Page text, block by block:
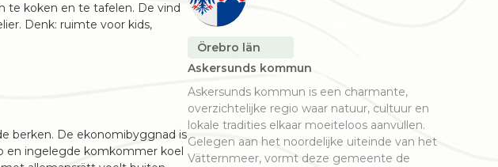
te koken en te tafelen. De vind
Denk: ruimte voor kids,
berken. De ekonomibyggnad is
en ingelegde komkommer koel
Örebro län
Askersunds kommun
Askersunds kommun is een charmante,
overzichtelijke regio waar natuur, cultuur en
lokale tradities elkaar moeiteloos aanvullen.
Gelegen aan het noordelijke uiteinde van het
Vätternmeer, vormt deze gemeente de